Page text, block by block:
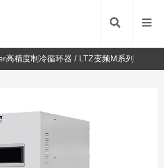
高精度制冷循环器 / LTZ变频M系列